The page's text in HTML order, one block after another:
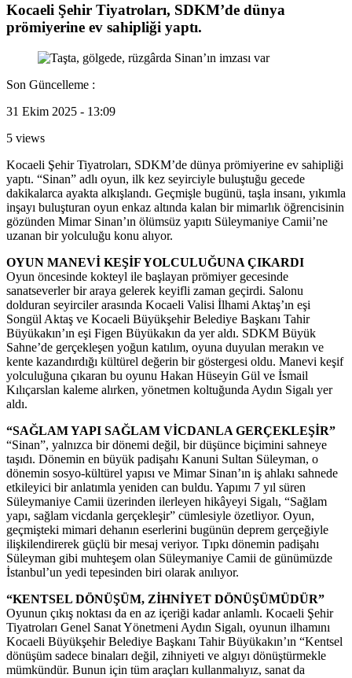
Kocaeli Şehir Tiyatroları, SDKM’de dünya
prömiyerine ev sahipliği yaptı.
Son Güncelleme :
31 Ekim 2025 - 13:09
5 views
Kocaeli Şehir Tiyatroları, SDKM’de dünya prömiyerine ev sahipliği
yaptı. “Sinan” adlı oyun, ilk kez seyirciyle buluştuğu gecede
dakikalarca ayakta alkışlandı. Geçmişle bugünü, taşla insanı, yıkımla
inşayı buluşturan oyun enkaz altında kalan bir mimarlık öğrencisinin
gözünden Mimar Sinan’ın ölümsüz yapıtı Süleymaniye Camii’ne
uzanan bir yolculuğu konu alıyor.
OYUN MANEVİ KEŞİF YOLCULUĞUNA ÇIKARDI
Oyun öncesinde kokteyl ile başlayan prömiyer gecesinde
sanatseverler bir araya gelerek keyifli zaman geçirdi. Salonu
dolduran seyirciler arasında Kocaeli Valisi İlhami Aktaş’ın eşi
Songül Aktaş ve Kocaeli Büyükşehir Belediye Başkanı Tahir
Büyükakın’ın eşi Figen Büyükakın da yer aldı. SDKM Büyük
Sahne’de gerçekleşen yoğun katılım, oyuna duyulan merakın ve
kente kazandırdığı kültürel değerin bir göstergesi oldu. Manevi keşif
yolculuğuna çıkaran bu oyunu Hakan Hüseyin Gül ve İsmail
Kılıçarslan kaleme alırken, yönetmen koltuğunda Aydın Sigalı yer
aldı.
“SAĞLAM YAPI SAĞLAM VİCDANLA GERÇEKLEŞİR”
“Sinan”, yalnızca bir dönemi değil, bir düşünce biçimini sahneye
taşıdı. Dönemin en büyük padişahı Kanuni Sultan Süleyman, o
dönemin sosyo-kültürel yapısı ve Mimar Sinan’ın iş ahlakı sahnede
etkileyici bir anlatımla yeniden can buldu. Yapımı 7 yıl süren
Süleymaniye Camii üzerinden ilerleyen hikâyeyi Sigalı, “Sağlam
yapı, sağlam vicdanla gerçekleşir” cümlesiyle özetliyor. Oyun,
geçmişteki mimari dehanın eserlerini bugünün deprem gerçeğiyle
ilişkilendirerek güçlü bir mesaj veriyor. Tıpkı dönemin padişahı
Süleyman gibi muhteşem olan Süleymaniye Camii de günümüzde
İstanbul’un yedi tepesinden biri olarak anılıyor.
“KENTSEL DÖNÜŞÜM, ZİHNİYET DÖNÜŞÜMÜDÜR”
Oyunun çıkış noktası da en az içeriği kadar anlamlı. Kocaeli Şehir
Tiyatroları Genel Sanat Yönetmeni Aydın Sigalı, oyunun ilhamını
Kocaeli Büyükşehir Belediye Başkanı Tahir Büyükakın’ın “Kentsel
dönüşüm sadece binaları değil, zihniyeti ve algıyı dönüştürmekle
mümkündür. Bunun için tüm araçları kullanmalıyız, sanat da